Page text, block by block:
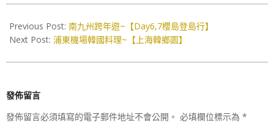
02-
28
Previous Post: 南九州跨年遊~【Day6,7櫻島登島行】
Next Post: 浦東機場韓國料理~【上海韓鄉園】
發佈留言
發佈留言必須填寫的電子郵件地址不會公開。 必填欄位標示為 *